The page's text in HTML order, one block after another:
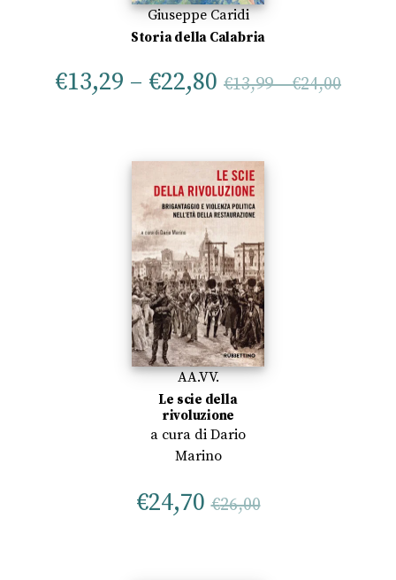
Giuseppe Caridi
Storia della Calabria
€13,29 – €22,80 €13,99–€24,00
AA.VV.
Le scie della
rivoluzione
a cura di Dario
Marino
€24,70 €26,00